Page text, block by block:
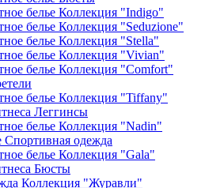
белье Коллекция "Indigo"
белье Коллекция "Seduzione"
белье Коллекция "Stella"
белье Коллекция "Vivian"
белье Коллекция "Comfort"
белье Коллекция "Tiffany"
Леггинсы
белье Коллекция "Nadin"
Спортивная одежда
белье Коллекция "Gala"
Бюсты
Коллекция "Журавли"